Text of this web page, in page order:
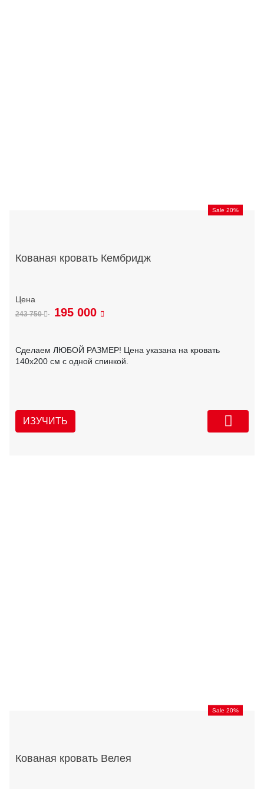
Sale 20%
Кованая кровать Кембридж
243 750 195 000
Сделаем ЛЮБОЙ РАЗМЕР! Цена указана на кровать
140х200 см с одной спинкой.
ИЗУЧИТЬ
Sale 20%
Кованая кровать Велея